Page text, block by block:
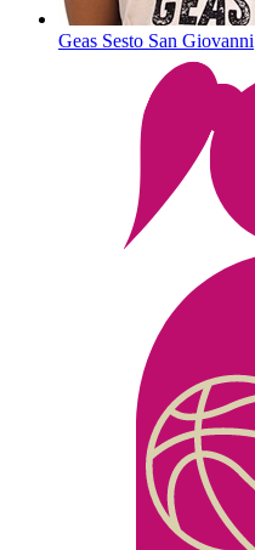
Geas Sesto San Giovanni